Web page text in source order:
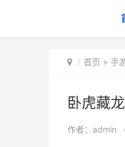
首页 > 手
卧虎藏
作者： admin